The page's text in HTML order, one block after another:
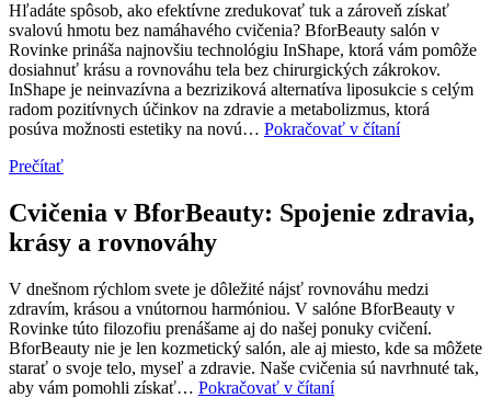
Hľadáte spôsob, ako efektívne zredukovať tuk a zároveň získať
svalovú hmotu bez namáhavého cvičenia? BforBeauty salón v
Rovinke prináša najnovšiu technológiu InShape, ktorá vám pomôže
dosiahnuť krásu a rovnováhu tela bez chirurgických zákrokov.
InShape je neinvazívna a bezriziková alternatíva liposukcie s celým
radom pozitívnych účinkov na zdravie a metabolizmus, ktorá
posúva možnosti estetiky na novú… Pokračovať v čítaníRevolučná
zdravie
a
Prečítať
Cvičenia v BforBeauty: Spojenie zdravia,
krásy a rovnováhy
V dnešnom rýchlom svete je dôležité nájsť rovnováhu medzi
zdravím, krásou a vnútornou harmóniou. V salóne BforBeauty v
Rovinke túto filozofiu prenášame aj do našej ponuky cvičení.
BforBeauty nie je len kozmetický salón, ale aj miesto, kde sa môžete
starať o svoje telo, myseľ a zdravie. Naše cvičenia sú navrhnuté tak,
aby vám pomohli získať… Pokračovať v čítaníCvičenia